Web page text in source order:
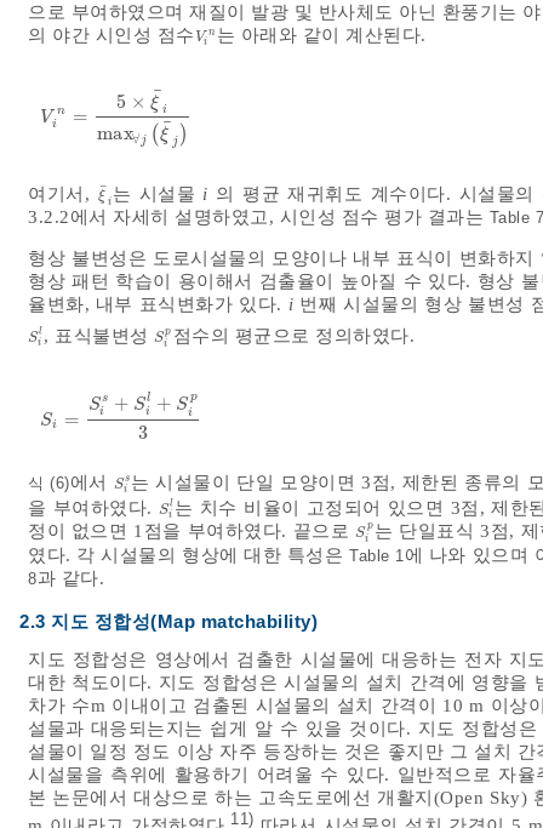
으로 부여하였으며 재질이 발광 및 반사체도 아닌 환풍기는
의 야간 시인성 점수 V n
i
Vin는 아래와 같이 계산된다.
V n
i
=
5 × ξ¯
i
max∀j ( ξ¯
j )
Vin= 5×ξ¯imax∀j
여기서, ξ¯
i
ξ¯i
는 시설물 i 의 평균 재귀휘도 계수이다. 시설물
3.2.2에서 자세히 설명하였고, 시인성 점수 평가 결과는 Table 7
형상 불변성은 도로시설물의 모양이나 내부 표식이 변화하
형상 패턴 학습이 용이해서 검출율이 높아질 수 있다. 형상
율변화, 내부 표식변화가 있다. i 번째 시설물의 형상 불변성
Sl
i
Si l, 표식불변성 Sp
i
Sip점수의 평균으로 정의하였다.
Si =
Ss
i
+ Sl
i + S p
i
3
Si =Sis+Sil+Sip
식 (6)에서 Ss
i
Sis는 시설물이 단일 모양이면 3점, 제한된 종류의
을 부여하였다. Sl
i
Si l는 치수 비율이 고정되어 있으면 3점, 제한
정이 없으면 1점을 부여하였다. 끝으로
Sp
i
Sip는 단일표식 3점,
였다. 각 시설물의 형상에 대한 특성은Table 1 에 나와 있으며
8과 같다.
2.3 지도 정합성(Map matchability)
지도 정합성은 영상에서 검출한 시설물에 대응하는 전자 지
대한 척도이다. 지도 정합성은 시설물의 설치 간격에 영향을
차가 수m 이내이고 검출된 시설물의 설치 간격이 10 m 이
설물과 대응되는지는 쉽게 알 수 있을 것이다. 지도 정합성
설물이 일정 정도 이상 자주 등장하는 것은 좋지만 그 설치
시설물을 측위에 활용하기 어려울 수 있다. 일반적으로 자
본 논문에서 대상으로 하는 고속도로에선 개활지(Open Sky)
11)